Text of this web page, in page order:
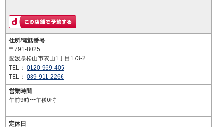
住所/電話番号
〒791-8025
愛媛県松山市衣山1丁目173-2
TEL： 0120-969-405
TEL： 089-911-2266
営業時間
午前9時〜午後6時
定休日